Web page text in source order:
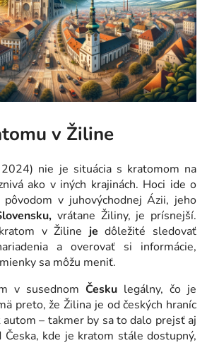
v Žiline
nie je situácia s kratomom na
ako v iných krajinách. Hoci ide o
v juhovýchodnej Ázii, jeho
vrátane Žiliny, je prísnejší.
v Žiline jedôležité sledovať
a overovať si informácie,
sa môžu meniť.
v susednom Česku legálny, čo je
preto, že Žilina je od českých hraníc
– takmer by sa to dalo prejsť aj
Česka, kde je kratom stále dostupný,